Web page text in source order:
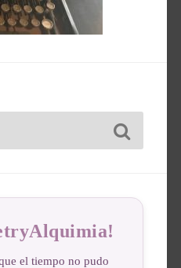
el tiempo no pudo